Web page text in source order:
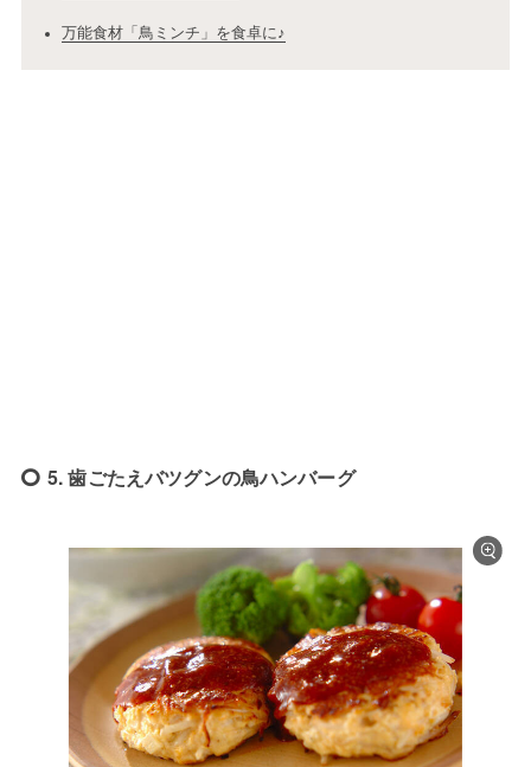
万能食材「鳥ミンチ」を食卓に♪
5. 歯ごたえバツグンの鳥ハンバーグ